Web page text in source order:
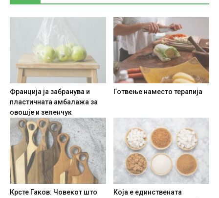
Франција ја забранува и
пластичната амбалажа за
овошје и зеленчук
Готвење наместо терапија
Крсте Гаков: Човекот што
Која е единствената